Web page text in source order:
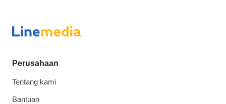
Perusahaan
Tentang kami
Bantuan